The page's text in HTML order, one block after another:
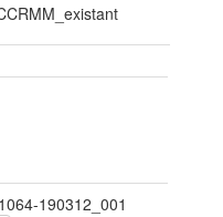
190312_001